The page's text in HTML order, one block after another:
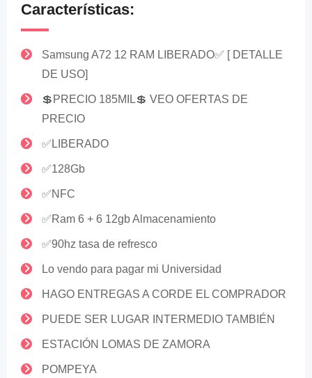
Características:
Samsung A72 12 RAM LIBERADO✅️ [ DETALLE
DE USO]
💲PRECIO 185MIL💲 VEO OFERTAS DE
PRECIO
✅LIBERADO
✅128Gb
✅NFC
✅Ram 6 + 6 12gb Almacenamiento
✅90hz tasa de refresco
Lo vendo para pagar mi Universidad
HAGO ENTREGAS A CORDE EL COMPRADOR
PUEDE SER LUGAR INTERMEDIO TAMBIÉN
ESTACIÓN LOMAS DE ZAMORA
POMPEYA